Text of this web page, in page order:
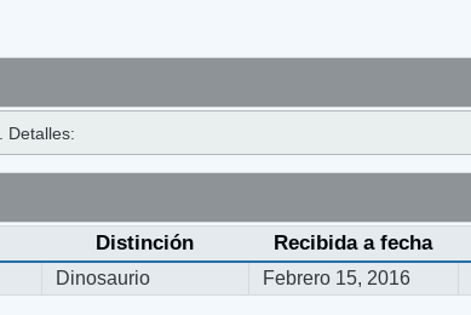
Detalles:
Distinción Recibida a fecha
Dinosaurio Febrero 15, 2016